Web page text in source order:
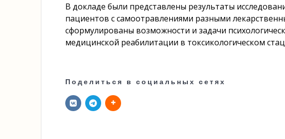
В докладе были представлены результаты
пациентов с самоотравлениями разными
сформулированы возможности и задачи
медицинской реабилитации в токсикологическом
Поделиться в социальных сетях